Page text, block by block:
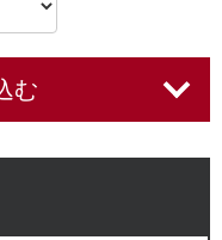
む